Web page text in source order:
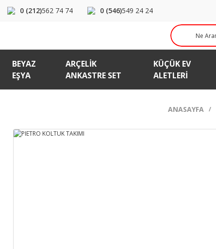
0 (212)562 74 74 0 (546)549 24 24
BEYAZ
EŞYA
ARÇELIK
ANKASTRE SET
KÜÇÜK EV
ALETLERI
ANASAYFA